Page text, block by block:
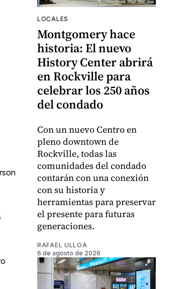
LOCALES
Montgomery hace
historia: El nuevo
History Center abrirá
en Rockville para
celebrar los 250 años
del condado
Con un nuevo Centro en
pleno downtown de
Rockville, todas las
comunidades del condado
contarán con una conexión
con su historia y
herramientas para preservar
el presente para futuras
generaciones.
RAFAEL ULLOA
6 de agosto de 2026